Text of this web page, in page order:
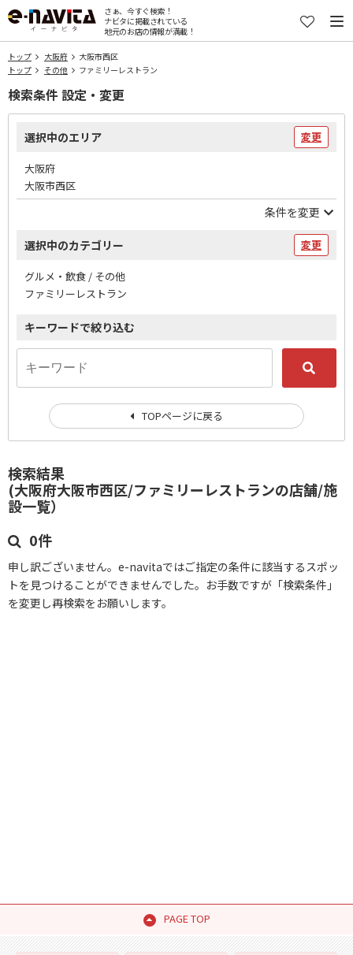
さぁ、今すぐ検索！
ナビタに掲載されている
地元のお店の情報が満載！
トップ 大阪府
大阪市西区
トップ
その他 ファミリーレストラン
検索結果
(大阪府大阪市西区/ファミリーレストランの店舗/施
設一覧）
0件
申し訳ございません。e-navitaではご指定の条件に該当するスポッ
トを見つけることができませんでした。お手数ですが「検索条件」
を変更し再検索をお願いします。
検索条件 設定・変更
選択中のエリア 変更
大阪府
大阪市西区
条件を変更
選択中のカテゴリー 変更
グルメ・飲食 / その他
ファミリーレストラン
キーワードで絞り込む
TOPページに戻る
PAGE TOP